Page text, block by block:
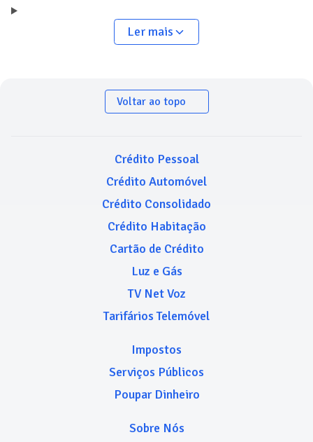
Ler mais
Voltar ao topo
Crédito Pessoal
Crédito Automóvel
Crédito Consolidado
Crédito Habitação
Cartão de Crédito
Luz e Gás
TV Net Voz
Tarifários Telemóvel
Impostos
Serviços Públicos
Poupar Dinheiro
Sobre Nós